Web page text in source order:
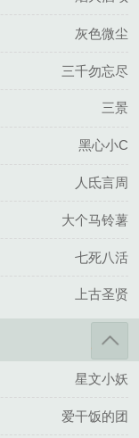
灰色微尘
三千勿忘尽
三景
黑心小C
人氐言周
大个马铃薯
七死八活
上古圣贤
星文小妖
爱干饭的团